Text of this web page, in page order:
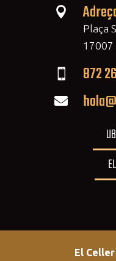

Plaça
17007
 872

El Celler